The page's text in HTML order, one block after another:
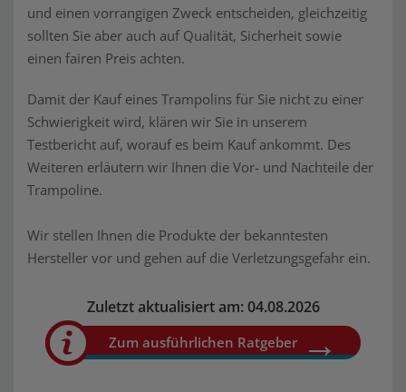
und einen vorrangigen Zweck entscheiden, gleichzeitig
sollten Sie aber auch auf Qualität, Sicherheit sowie
einen fairen Preis achten.
Damit der Kauf eines Trampolins für Sie nicht zu einer
Schwierigkeit wird, klären wir Sie in unserem
Testbericht auf, worauf es beim Kauf ankommt. Des
Weiteren erläutern wir Ihnen die Vor- und Nachteile der
Trampoline.
Wir stellen Ihnen die Produkte der bekanntesten
Hersteller vor und gehen auf die Verletzungsgefahr ein.
Zuletzt aktualisiert am: 04.08.2026
Zum ausführlichen Ratgeber